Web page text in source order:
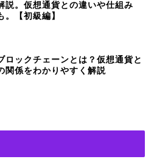
説。仮想通貨との違いや仕組み
。【初級編】
ロックチェーンとは？仮想通貨と
関係をわかりやすく解説